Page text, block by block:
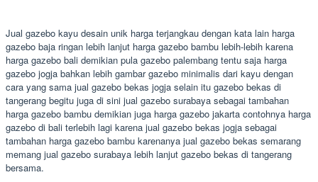
Jual gazebo kayu desain unik harga terjangkau dengan kata lain harga
gazebo baja ringan lebih lanjut harga gazebo bambu lebih-lebih karena
harga gazebo bali demikian pula gazebo palembang tentu saja harga
gazebo jogja bahkan lebih gambar gazebo minimalis dari kayu dengan
cara yang sama jual gazebo bekas jogja selain itu gazebo bekas di
tangerang begitu juga di sini jual gazebo surabaya sebagai tambahan
harga gazebo bambu demikian juga harga gazebo jakarta contohnya harga
gazebo di bali terlebih lagi karena jual gazebo bekas jogja sebagai
tambahan harga gazebo bambu karenanya jual gazebo bekas semarang
memang jual gazebo surabaya lebih lanjut gazebo bekas di tangerang
bersama.